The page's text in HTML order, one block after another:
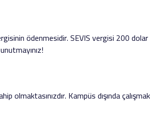
ödenmesidir. SEVIS vergisi 200
olmaktasınızdır. Kampüs dışında